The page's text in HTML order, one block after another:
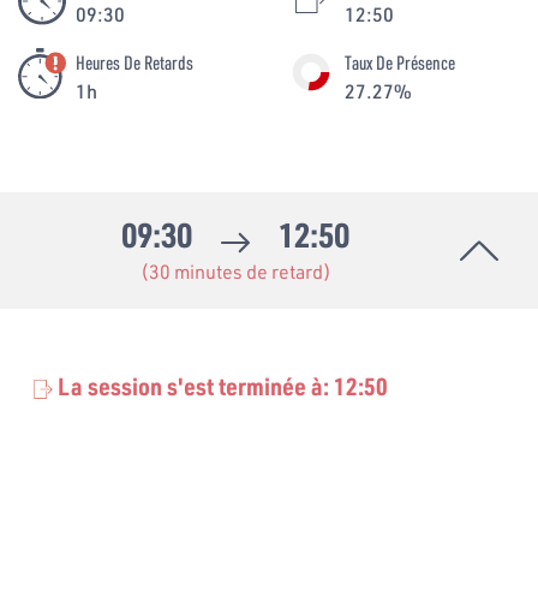
09:30
12:50
Heures De Retards
1h
Taux De Présence
27.27%
09:30 12:50
(30 minutes de retard)
La session s'est terminée à: 12:50